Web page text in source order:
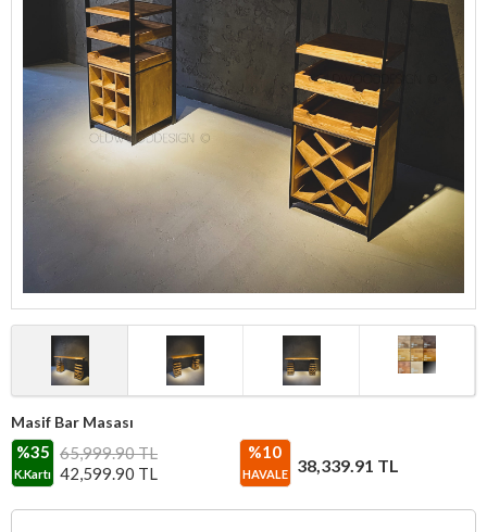
Masif Bar Masası
%35
K.Kartı
65,999.90 TL
42,599.90 TL
%10
HAVALE 38,339.91 TL